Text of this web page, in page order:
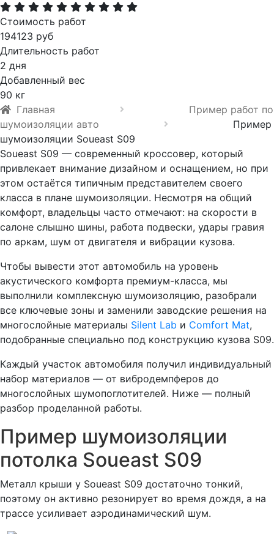
Стоимость работ
194123 руб
Длительность работ
2 дня
Добавленный вес
90 кг
Главная
Пример работ по
шумоизоляции авто
Пример
шумоизоляции Soueast S09
Soueast S09 — современный кроссовер, который
привлекает внимание дизайном и оснащением, но при
этом остаётся типичным представителем своего
класса в плане шумоизоляции. Несмотря на общий
комфорт, владельцы часто отмечают: на скорости в
салоне слышно шины, работа подвески, удары гравия
по аркам, шум от двигателя и вибрации кузова.
Чтобы вывести этот автомобиль на уровень
акустического комфорта премиум-класса, мы
выполнили комплексную шумоизоляцию, разобрали
все ключевые зоны и заменили заводские решения на
многослойные материалы Silent Lab и Comfort Mat,
подобранные специально под конструкцию кузова S09.
Каждый участок автомобиля получил индивидуальный
набор материалов — от вибродемпферов до
многослойных шумопоглотителей. Ниже — полный
разбор проделанной работы.
Пример шумоизоляции
потолка Soueast S09
Металл крыши у Soueast S09 достаточно тонкий,
поэтому он активно резонирует во время дождя, а на
трассе усиливает аэродинамический шум.